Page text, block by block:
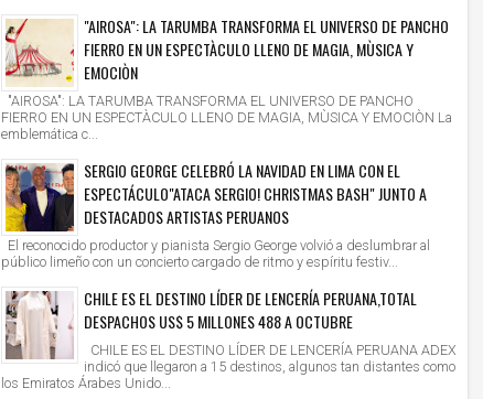
"AIROSA": LA TARUMBA TRANSFORMA EL UNIVERSO DE PANCHO
FIERRO EN UN ESPECTÀCULO LLENO DE MAGIA, MÙSICA Y
EMOCIÒN
"AIROSA": LA TARUMBA TRANSFORMA EL UNIVERSO DE PANCHO
FIERRO EN UN ESPECTÀCULO LLENO DE MAGIA, MÙSICA Y EMOCIÒN La
emblemática c...
SERGIO GEORGE CELEBRÓ LA NAVIDAD EN LIMA CON EL
ESPECTÁCULO"ATACA SERGIO! CHRISTMAS BASH" JUNTO A
DESTACADOS ARTISTAS PERUANOS
El reconocido productor y pianista Sergio George volvió a deslumbrar al
público limeño con un concierto cargado de ritmo y espíritu festiv...
CHILE ES EL DESTINO LÍDER DE LENCERÍA PERUANA,TOTAL
DESPACHOS US$ 5 MILLONES 488 A OCTUBRE
CHILE ES EL DESTINO LÍDER DE LENCERÍA PERUANA ADEX
indicó que llegaron a 15 destinos, algunos tan distantes como
los Emiratos Árabes Unido...